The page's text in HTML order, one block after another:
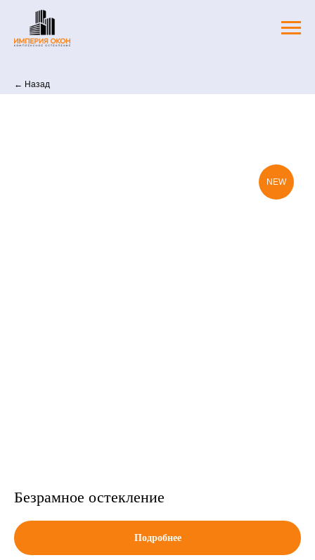
← Назад
NEW
Безрамное остекление
Подробнее